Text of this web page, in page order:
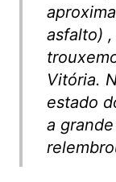
asfalto)
Vitória.
estado
a